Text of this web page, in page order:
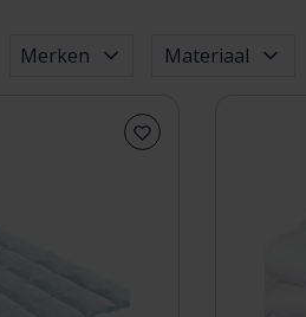
Merken Materiaal